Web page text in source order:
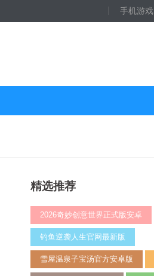
手机游戏
精选推荐
2026奇妙创意世界正式版安卓
钓鱼逆袭人生官网最新版
雪屋温泉子宝汤官方安卓版